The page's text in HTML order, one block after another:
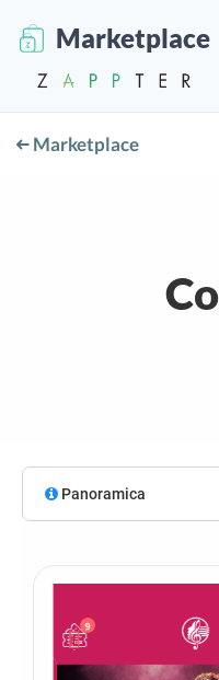
Marketplace
Marketplace
Panoramica